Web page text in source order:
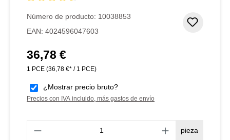
Número de producto: 10038853
EAN: 4024596047603
Precio normal:
36,78 €
1 PCE (36,78 €* / 1 PCE)
¿Mostrar precio bruto?
Precios con IVA incluido, más gastos de envío
pieza